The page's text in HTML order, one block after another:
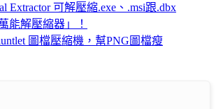
Extractor 可解壓縮.exe、.msi跟.dbx
能解壓縮器」！
圖檔壓縮機，幫PNG圖檔瘦